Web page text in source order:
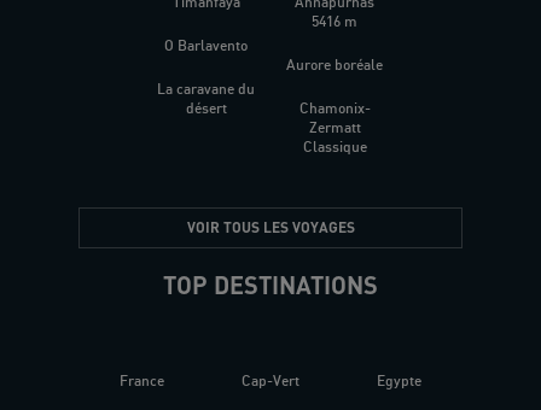
O Barlavento
La caravane du
désert
5416 m
Aurore boréale
Chamonix-
Zermatt
Classique
VOIR TOUS LES VOYAGES
TOP DESTINATIONS
France Cap-Vert Egypte